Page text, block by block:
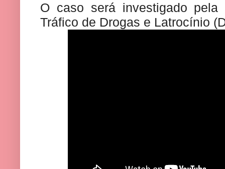
O caso será investigado pela
Tráfico de Drogas e Latrocínio